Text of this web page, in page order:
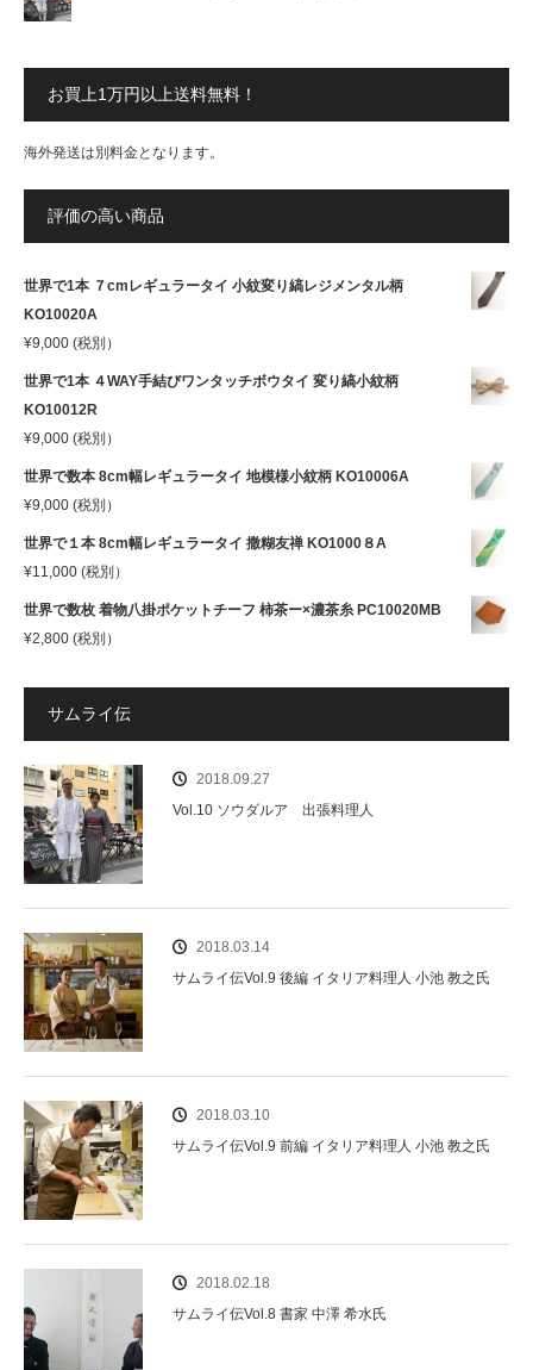
お買上1万円以上送料無料！
海外発送は別料金となります。
評価の高い商品
世界で1本 ７cmレギュラータイ 小紋変り縞レジメンタル柄
KO10020A
¥9,000 (税別）
世界で1本 ４WAY手結びワンタッチボウタイ 変り縞小紋柄
KO10012R
¥9,000 (税別）
世界で数本 8cm幅レギュラータイ 地模様小紋柄 KO10006A
¥9,000 (税別）
世界で１本 8cm幅レギュラータイ 撒糊友禅 KO1000８A
¥11,000 (税別）
世界で数枚 着物八掛ポケットチーフ 柿茶ー×濃茶糸 PC10020MB
¥2,800 (税別）
サムライ伝
2018.09.27
Vol.10 ソウダルア 出張料理人
2018.03.14
サムライ伝Vol.9 後編 イタリア料理人 小池 教之氏
2018.03.10
サムライ伝Vol.9 前編 イタリア料理人 小池 教之氏
2018.02.18
サムライ伝Vol.8 書家 中澤 希水氏